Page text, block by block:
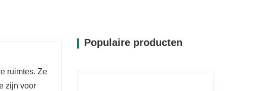
ruimtes. Ze
zijn voor
Populaire producten